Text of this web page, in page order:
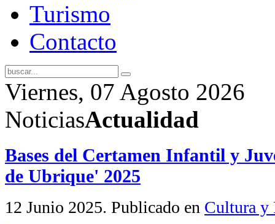
Turismo
Contacto
Viernes, 07 Agosto 2026
NoticiasActualidad
Bases del Certamen Infantil y
de Ubrique' 2025
12 Junio 2025. Publicado en Cultura y